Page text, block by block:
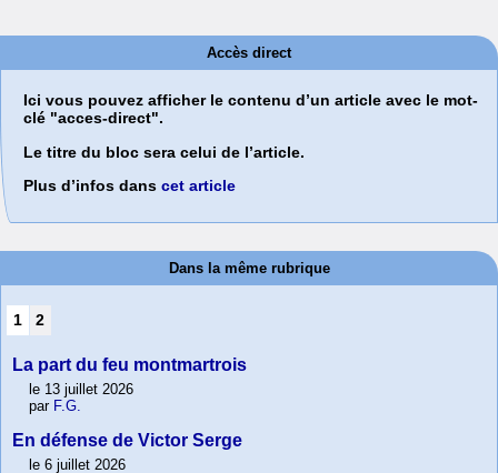
Accès direct
Ici vous pouvez afficher le contenu d’un article avec le mot-
clé "acces-direct".
Le titre du bloc sera celui de l’article.
Plus d’infos dans cet article
Dans la même rubrique
1 2
La part du feu montmartrois
le 13 juillet 2026
par F.G.
En défense de Victor Serge
le 6 juillet 2026